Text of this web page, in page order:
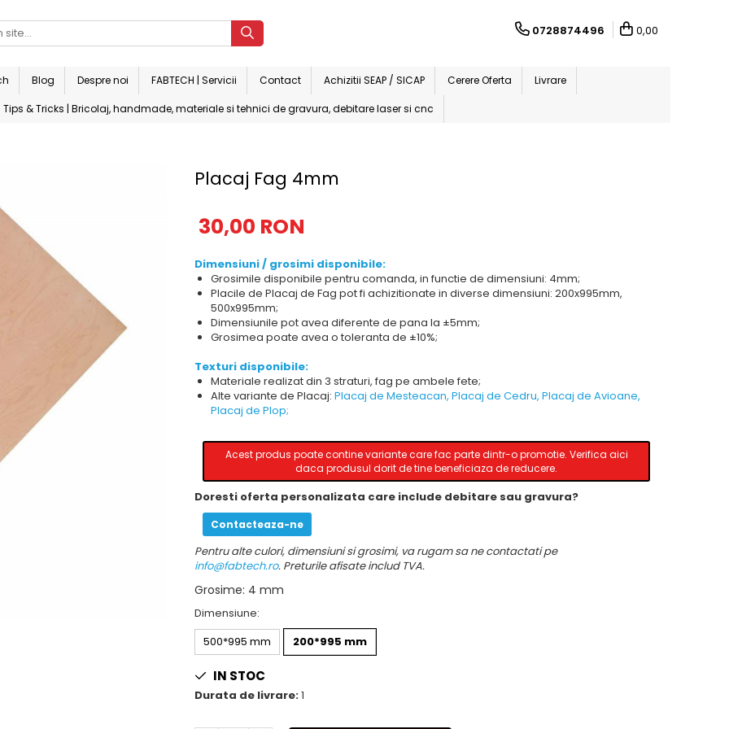
0728874496 0,00
Blog Despre noi FABTECH | Servicii Contact Achizitii SEAP / SICAP Cerere Oferta Livrare
Tips & Tricks | Bricolaj, handmade, materiale si tehnici de gravura, debitare laser si cnc
Placaj Fag 4mm
30,00 RON
Dimensiuni / grosimi disponibile:
Grosimile disponibile pentru comanda, in functie de dimensiuni: 4mm;
Placile de Placaj de Fag pot fi achizitionate in diverse dimensiuni: 200x995mm,
500x995mm;
Dimensiunile pot avea diferente de pana la ±5mm;
Grosimea poate avea o toleranta de ±10%;
Texturi disponibile:
Materiale realizat din 3 straturi, fag pe ambele fete;
Alte variante de Placaj: Placaj de Mesteacan, Placaj de Cedru, Placaj de Avioane,
Placaj de Plop;
Acest produs poate contine variante care fac parte dintr-o promotie. Verifica aici
daca produsul dorit de tine beneficiaza de reducere.
Doresti oferta personalizata care include debitare sau gravura?
Contacteaza-ne
Pentru alte culori, dimensiuni si grosimi, va rugam sa ne contactati pe
info@fabtech.ro. Preturile afisate includ TVA.
Grosime: 4 mm
Dimensiune:
500*995 mm
200*995 mm
IN STOC
Durata de livrare:1